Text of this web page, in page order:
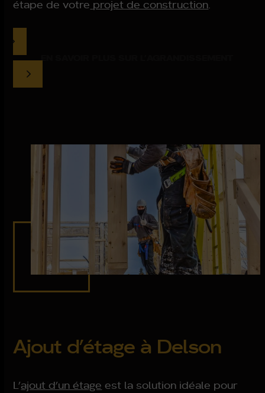
étape de votre projet de construction.
EN SAVOIR PLUS SUR L’AGRANDISSEMENT
Ajout d’étage à Delson
L’ajout d’un étage est la solution idéale pour